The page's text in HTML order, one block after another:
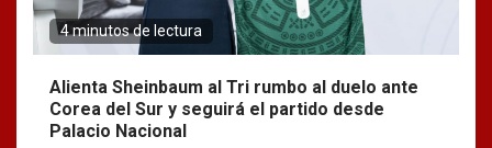
4 minutos de lectura
Alienta Sheinbaum al Tri rumbo al duelo ante
Corea del Sur y seguirá el partido desde
Palacio Nacional